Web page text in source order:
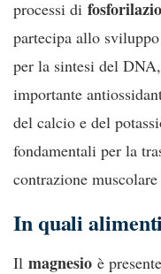
processi di
partecipa allo
per la sintesi del
importante
del calcio e del
fondamentali per la
contrazione
In quali
Il magnesio è presente